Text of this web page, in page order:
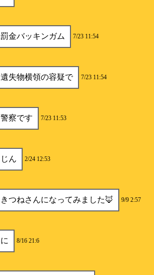
罰金バッキンガム 7/23 11:54
遺失物横領の容疑で 7/23 11:54
警察です 7/23 11:53
じん 2/24 12:53
きつねさんになってみました🦊 9/9 2:57
に 8/16 21:6